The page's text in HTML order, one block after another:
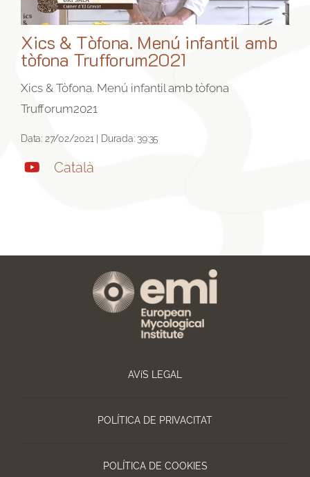
Xics & Tòfona. Menú infantil amb
tòfona Trufforum2021
Xics & Tòfona. Menú infantil amb tòfona
Trufforum2021
Data: 27/02/2021 | Durada: 39:35
Català
AVíS LEGAL
POLÍTICA DE PRIVACITAT
POLÍTICA DE COOKIES